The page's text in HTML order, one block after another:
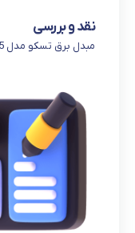
نقد و بررسی
مبدل برق تسکو مدل TPS 505